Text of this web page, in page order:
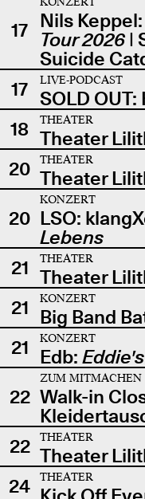
17 Nils Keppel:
Tour 2026|
Suicide
17
LIVE-PODCAST
SOLD
18
THEATER
Theater
20
THEATER
Theater
20
KONZERT
LSO:
Lebens
21
THEATER
Theater
21
KONZERT
Big Band
21
KONZERT
Edb:
22
ZUM MITMACHEN
Walk-in
22
THEATER
Theater
24
THEATER